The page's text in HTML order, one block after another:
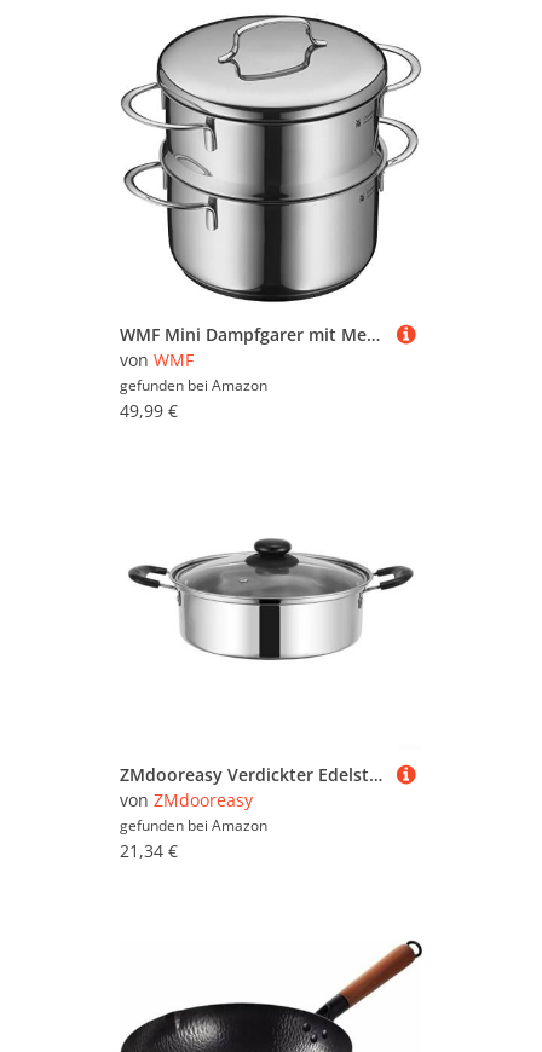
WMF Mini Dampfgarer mit Metalldeckel klein 16 cm, 1,5l, Dampftopf, Cromargan Edelstahl poliert, Induktion, Dampfgarer Topf stapelbar, ideal für kleine Portionen oder Singlehaushalte
von WMF
gefunden bei Amazon
49,99 €
ZMdooreasy Verdickter Edelstahl-Dampfgarer für Eier und Mini-Kuchen, 20 cm, vielseitiges Küchenwerkzeug, wärmespeicherndes Design, einfach zu bedienendes Kochutensil für verschiedene Dampfbedürfnisse
von ZMdooreasy
gefunden bei Amazon
21,34 €